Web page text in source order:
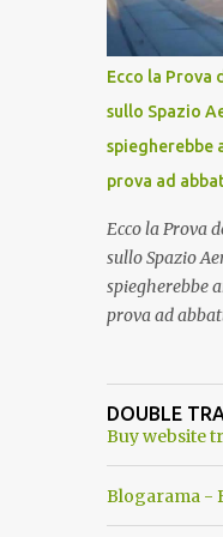
del Capo, era
andava bene
Ambiente"!
Ecco la Prova
sullo Spazio
spiegherebbe
prova ad
Ecco la Prova
sullo Spazio
spiegherebbe
prova ad
alcuna notizia
aereo NATO
ancora una
DOUBLE
Buy website
Blogarama -